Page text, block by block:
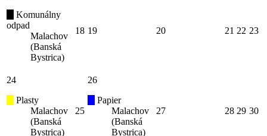
Komunálny
odpad
Malachov
(Banská
Bystrica)
18 19 20 21 22 23
24
Plasty
Malachov
(Banská
Bystrica)
25
26
Papier
Malachov
(Banská
Bystrica)
27 28 29 30